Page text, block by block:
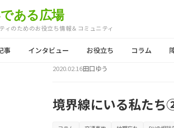
ある広場
ィのためのお役立ち情報＆コミュニティ
事 インタビュー お役立ち コラム
2020.02.16田口ゆう
境界線にいる私たち